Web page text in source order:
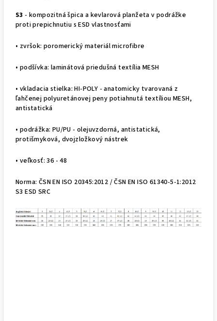
S3 - kompozitná špica a kevlarová planžeta v podrážke
proti prepichnutiu s ESD vlastnosťami
• zvršok: poromerický materiál microfibre
• podšívka: laminátová priedušná textília MESH
• vkladacia stielka: HI-POLY - anatomicky tvarovaná z
ľahčenej polyuretánovej peny potiahnutá textíliou MESH,
antistatická
• podrážka: PU/PU - olejuvzdorná, antistatická,
protišmyková, dvojzložkový nástrek
• veľkosť: 36 - 48
Norma: ČSN EN ISO 20345:2012 / ČSN EN ISO 61340-5-1:2012
S3 ESD SRC